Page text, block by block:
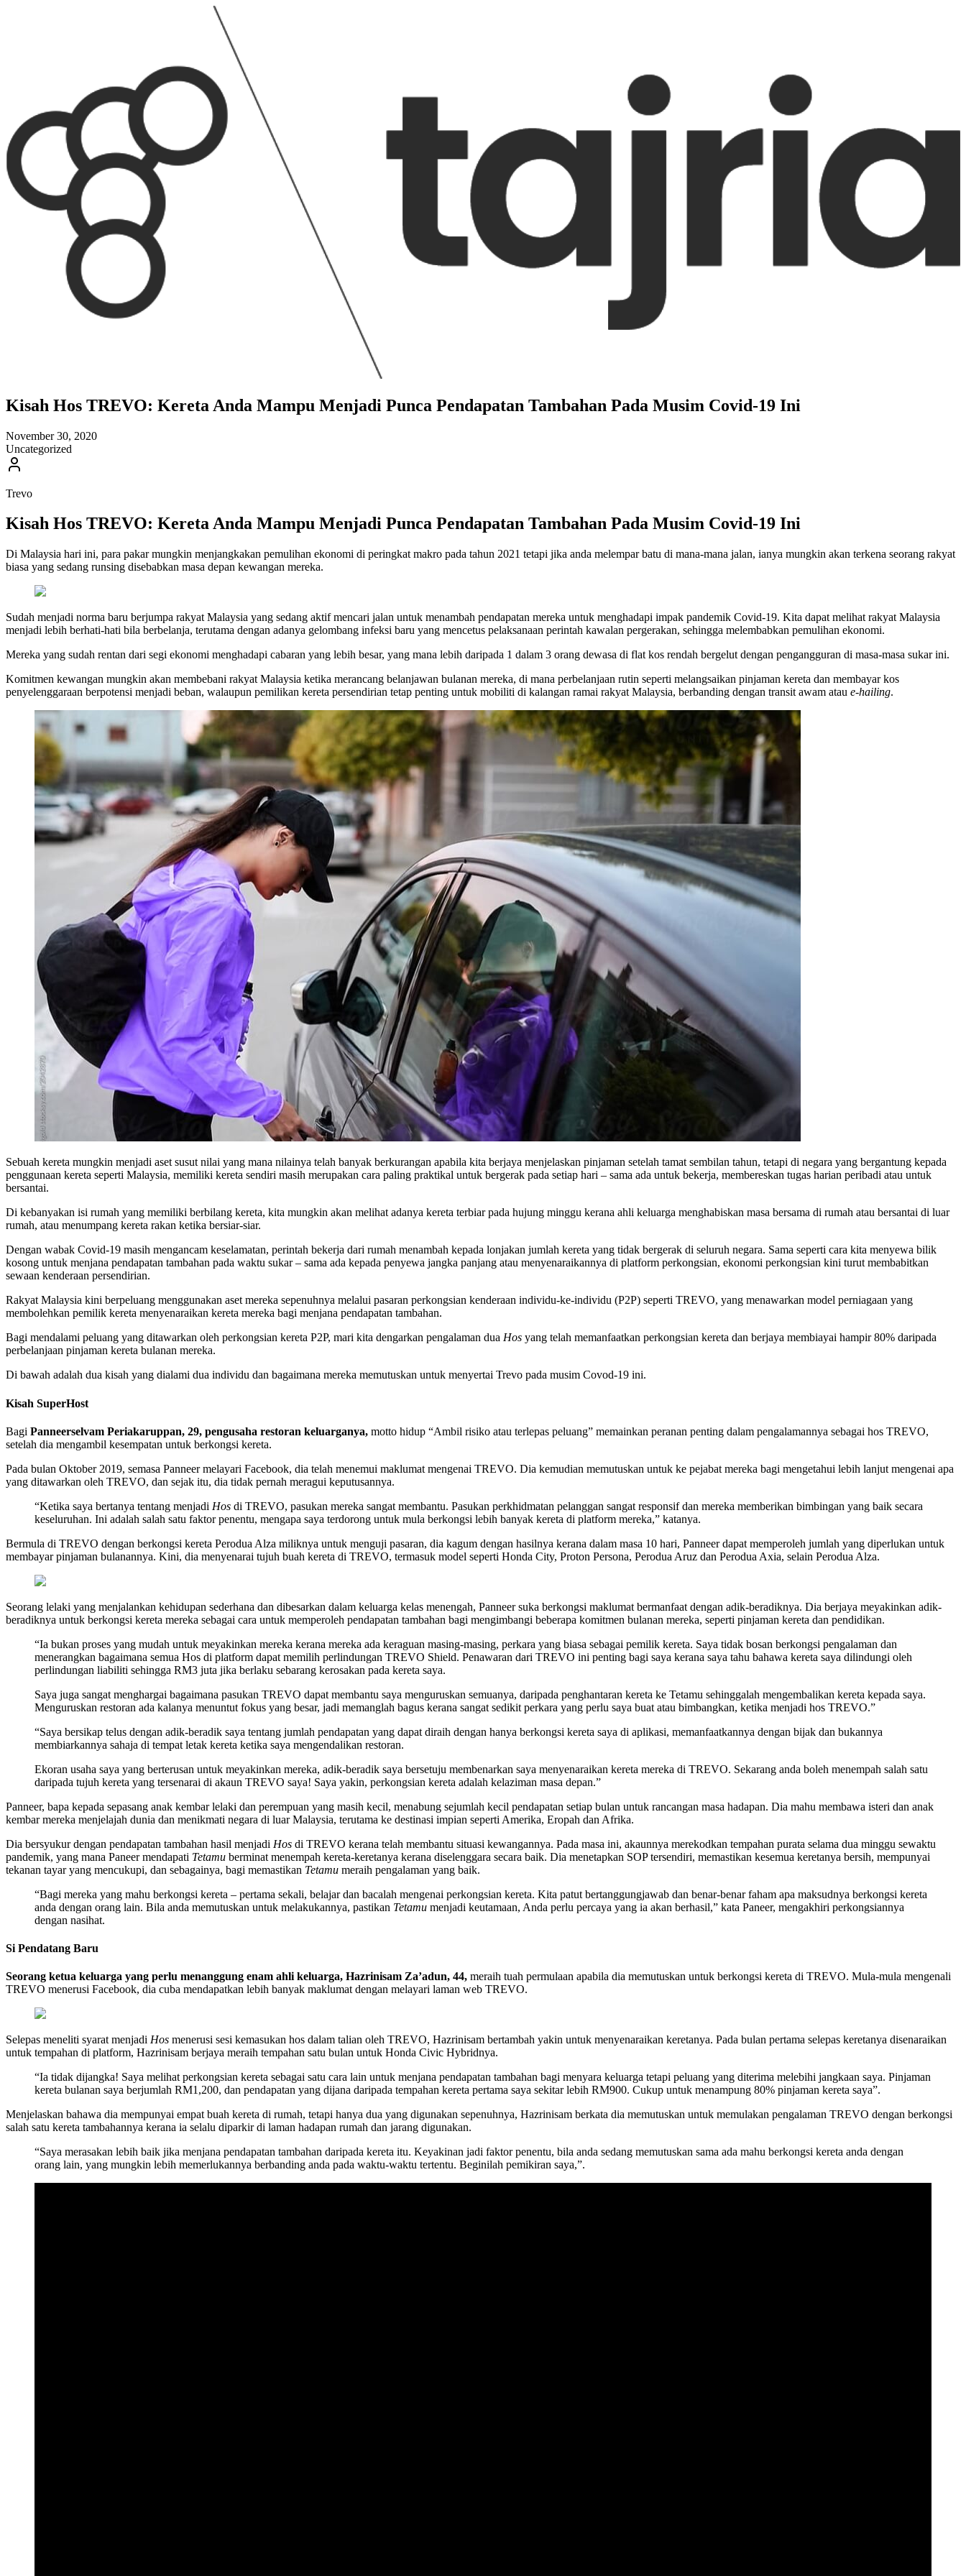
Kisah Hos TREVO: Kereta Anda Mampu Menjadi Punca Pendapatan Tambahan Pada Musim Covid-19 Ini
November 30, 2020
Uncategorized
Trevo
Kisah Hos TREVO: Kereta Anda Mampu Menjadi Punca Pendapatan Tambahan Pada Musim Covid-19 Ini
Di Malaysia hari ini, para pakar mungkin menjangkakan pemulihan ekonomi di peringkat makro pada tahun 2021 tetapi jika anda melempar batu di mana-mana jalan, ianya mungkin akan terkena seorang rakyat
biasa yang sedang runsing disebabkan masa depan kewangan mereka.
Sudah menjadi norma baru berjumpa rakyat Malaysia yang sedang aktif mencari jalan untuk menambah pendapatan mereka untuk menghadapi impak pandemik Covid-19. Kita dapat melihat rakyat Malaysia
menjadi lebih berhati-hati bila berbelanja, terutama dengan adanya gelombang infeksi baru yang mencetus pelaksanaan perintah kawalan pergerakan, sehingga melembabkan pemulihan ekonomi.
Mereka yang sudah rentan dari segi ekonomi menghadapi cabaran yang lebih besar, yang mana lebih daripada 1 dalam 3 orang dewasa di flat kos rendah bergelut dengan pengangguran di masa-masa sukar ini.
Komitmen kewangan mungkin akan membebani rakyat Malaysia ketika merancang belanjawan bulanan mereka, di mana perbelanjaan rutin seperti melangsaikan pinjaman kereta dan membayar kos
penyelenggaraan berpotensi menjadi beban, walaupun pemilikan kereta persendirian tetap penting untuk mobiliti di kalangan ramai rakyat Malaysia, berbanding dengan transit awam atau e-hailing.
Sebuah kereta mungkin menjadi aset susut nilai yang mana nilainya telah banyak berkurangan apabila kita berjaya menjelaskan pinjaman setelah tamat sembilan tahun, tetapi di negara yang bergantung kepada
penggunaan kereta seperti Malaysia, memiliki kereta sendiri masih merupakan cara paling praktikal untuk bergerak pada setiap hari – sama ada untuk bekerja, membereskan tugas harian peribadi atau untuk
bersantai.
Di kebanyakan isi rumah yang memiliki berbilang kereta, kita mungkin akan melihat adanya kereta terbiar pada hujung minggu kerana ahli keluarga menghabiskan masa bersama di rumah atau bersantai di luar
rumah, atau menumpang kereta rakan ketika bersiar-siar.
Dengan wabak Covid-19 masih mengancam keselamatan, perintah bekerja dari rumah menambah kepada lonjakan jumlah kereta yang tidak bergerak di seluruh negara. Sama seperti cara kita menyewa bilik
kosong untuk menjana pendapatan tambahan pada waktu sukar – sama ada kepada penyewa jangka panjang atau menyenaraikannya di platform perkongsian, ekonomi perkongsian kini turut membabitkan
sewaan kenderaan persendirian.
Rakyat Malaysia kini berpeluang menggunakan aset mereka sepenuhnya melalui pasaran perkongsian kenderaan individu-ke-individu (P2P) seperti TREVO, yang menawarkan model perniagaan yang
membolehkan pemilik kereta menyenaraikan kereta mereka bagi menjana pendapatan tambahan.
Bagi mendalami peluang yang ditawarkan oleh perkongsian kereta P2P, mari kita dengarkan pengalaman dua Hos yang telah memanfaatkan perkongsian kereta dan berjaya membiayai hampir 80% daripada
perbelanjaan pinjaman kereta bulanan mereka.
Di bawah adalah dua kisah yang dialami dua individu dan bagaimana mereka memutuskan untuk menyertai Trevo pada musim Covod-19 ini.
Kisah SuperHost
Bagi Panneerselvam Periakaruppan, 29, pengusaha restoran keluarganya, motto hidup “Ambil risiko atau terlepas peluang” memainkan peranan penting dalam pengalamannya sebagai hos TREVO,
setelah dia mengambil kesempatan untuk berkongsi kereta.
Pada bulan Oktober 2019, semasa Panneer melayari Facebook, dia telah menemui maklumat mengenai TREVO. Dia kemudian memutuskan untuk ke pejabat mereka bagi mengetahui lebih lanjut mengenai apa
yang ditawarkan oleh TREVO, dan sejak itu, dia tidak pernah meragui keputusannya.
“Ketika saya bertanya tentang menjadi Hos di TREVO, pasukan mereka sangat membantu. Pasukan perkhidmatan pelanggan sangat responsif dan mereka memberikan bimbingan yang baik secara
keseluruhan. Ini adalah salah satu faktor penentu, mengapa saya terdorong untuk mula berkongsi lebih banyak kereta di platform mereka,” katanya.
Bermula di TREVO dengan berkongsi kereta Perodua Alza miliknya untuk menguji pasaran, dia kagum dengan hasilnya kerana dalam masa 10 hari, Panneer dapat memperoleh jumlah yang diperlukan untuk
membayar pinjaman bulanannya. Kini, dia menyenarai tujuh buah kereta di TREVO, termasuk model seperti Honda City, Proton Persona, Perodua Aruz dan Perodua Axia, selain Perodua Alza.
Seorang lelaki yang menjalankan kehidupan sederhana dan dibesarkan dalam keluarga kelas menengah, Panneer suka berkongsi maklumat bermanfaat dengan adik-beradiknya. Dia berjaya meyakinkan adik-
beradiknya untuk berkongsi kereta mereka sebagai cara untuk memperoleh pendapatan tambahan bagi mengimbangi beberapa komitmen bulanan mereka, seperti pinjaman kereta dan pendidikan.
“Ia bukan proses yang mudah untuk meyakinkan mereka kerana mereka ada keraguan masing-masing, perkara yang biasa sebagai pemilik kereta. Saya tidak bosan berkongsi pengalaman dan
menerangkan bagaimana semua Hos di platform dapat memilih perlindungan TREVO Shield. Penawaran dari TREVO ini penting bagi saya kerana saya tahu bahawa kereta saya dilindungi oleh
perlindungan liabiliti sehingga RM3 juta jika berlaku sebarang kerosakan pada kereta saya.
Saya juga sangat menghargai bagaimana pasukan TREVO dapat membantu saya menguruskan semuanya, daripada penghantaran kereta ke Tetamu sehinggalah mengembalikan kereta kepada saya.
Menguruskan restoran ada kalanya menuntut fokus yang besar, jadi memanglah bagus kerana sangat sedikit perkara yang perlu saya buat atau bimbangkan, ketika menjadi hos TREVO.”
“Saya bersikap telus dengan adik-beradik saya tentang jumlah pendapatan yang dapat diraih dengan hanya berkongsi kereta saya di aplikasi, memanfaatkannya dengan bijak dan bukannya
membiarkannya sahaja di tempat letak kereta ketika saya mengendalikan restoran.
Ekoran usaha saya yang berterusan untuk meyakinkan mereka, adik-beradik saya bersetuju membenarkan saya menyenaraikan kereta mereka di TREVO. Sekarang anda boleh menempah salah satu
daripada tujuh kereta yang tersenarai di akaun TREVO saya! Saya yakin, perkongsian kereta adalah kelaziman masa depan.”
Panneer, bapa kepada sepasang anak kembar lelaki dan perempuan yang masih kecil, menabung sejumlah kecil pendapatan setiap bulan untuk rancangan masa hadapan. Dia mahu membawa isteri dan anak
kembar mereka menjelajah dunia dan menikmati negara di luar Malaysia, terutama ke destinasi impian seperti Amerika, Eropah dan Afrika.
Dia bersyukur dengan pendapatan tambahan hasil menjadi Hos di TREVO kerana telah membantu situasi kewangannya. Pada masa ini, akaunnya merekodkan tempahan purata selama dua minggu sewaktu
pandemik, yang mana Paneer mendapati Tetamu berminat menempah kereta-keretanya kerana diselenggara secara baik. Dia menetapkan SOP tersendiri, memastikan kesemua keretanya bersih, mempunyai
tekanan tayar yang mencukupi, dan sebagainya, bagi memastikan Tetamu meraih pengalaman yang baik.
“Bagi mereka yang mahu berkongsi kereta – pertama sekali, belajar dan bacalah mengenai perkongsian kereta. Kita patut bertanggungjawab dan benar-benar faham apa maksudnya berkongsi kereta
anda dengan orang lain. Bila anda memutuskan untuk melakukannya, pastikan Tetamu menjadi keutamaan, Anda perlu percaya yang ia akan berhasil,” kata Paneer, mengakhiri perkongsiannya
dengan nasihat.
Si Pendatang Baru
Seorang ketua keluarga yang perlu menanggung enam ahli keluarga, Hazrinisam Za’adun, 44, meraih tuah permulaan apabila dia memutuskan untuk berkongsi kereta di TREVO. Mula-mula mengenali
TREVO menerusi Facebook, dia cuba mendapatkan lebih banyak maklumat dengan melayari laman web TREVO.
Selepas meneliti syarat menjadi Hos menerusi sesi kemasukan hos dalam talian oleh TREVO, Hazrinisam bertambah yakin untuk menyenaraikan keretanya. Pada bulan pertama selepas keretanya disenaraikan
untuk tempahan di platform, Hazrinisam berjaya meraih tempahan satu bulan untuk Honda Civic Hybridnya.
“Ia tidak dijangka! Saya melihat perkongsian kereta sebagai satu cara lain untuk menjana pendapatan tambahan bagi menyara keluarga tetapi peluang yang diterima melebihi jangkaan saya. Pinjaman
kereta bulanan saya berjumlah RM1,200, dan pendapatan yang dijana daripada tempahan kereta pertama saya sekitar lebih RM900. Cukup untuk menampung 80% pinjaman kereta saya”.
Menjelaskan bahawa dia mempunyai empat buah kereta di rumah, tetapi hanya dua yang digunakan sepenuhnya, Hazrinisam berkata dia memutuskan untuk memulakan pengalaman TREVO dengan berkongsi
salah satu kereta tambahannya kerana ia selalu diparkir di laman hadapan rumah dan jarang digunakan.
“Saya merasakan lebih baik jika menjana pendapatan tambahan daripada kereta itu. Keyakinan jadi faktor penentu, bila anda sedang memutuskan sama ada mahu berkongsi kereta anda dengan
orang lain, yang mungkin lebih memerlukannya berbanding anda pada waktu-waktu tertentu. Beginilah pemikiran saya,”.